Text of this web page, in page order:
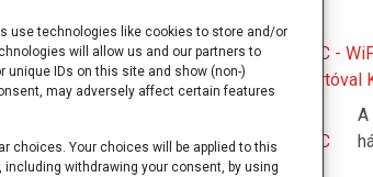
use technologies like cookies to store and/or
will allow us and our partners to
unique IDs on this site and show (non-)
may adversely affect certain features
choices. Your choices will be applied to this
withdrawing your consent, by using
HELTEC -
akkutartóval
A